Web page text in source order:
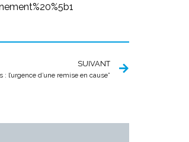
SUIVANT
l’urgence d’une remise en cause”